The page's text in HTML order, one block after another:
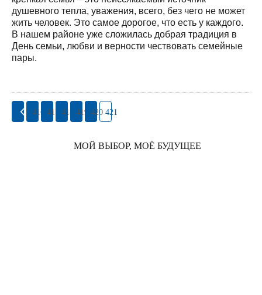
душевного тепла, уважения, всего, без чего не может
жить человек. Это самое дорогое, что есть у каждого.
В нашем районе уже сложилась добрая традиция в
День семьи, любви и верности чествовать семейные
пары.
416 417 418 419 420 421
МОЙ ВЫБОР, МОЁ БУДУЩЕЕ